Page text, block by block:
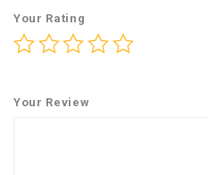
Your Rating
Your Review